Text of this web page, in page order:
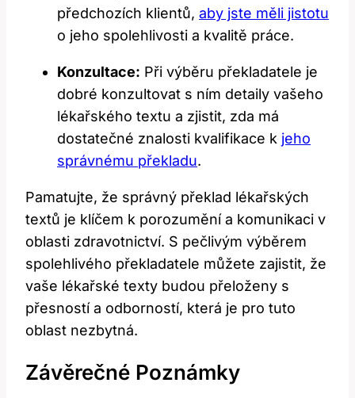
předchozích klientů, aby jste měli jistotu
o jeho spolehlivosti a kvalitě práce.
Konzultace: Při výběru překladatele je
dobré konzultovat s ním detaily vašeho
lékařského textu a zjistit, zda má
dostatečné znalosti kvalifikace k jeho
správnému překladu.
Pamatujte, že správný překlad lékařských
textů je klíčem k porozumění a komunikaci v
oblasti zdravotnictví. S pečlivým výběrem
spolehlivého překladatele můžete zajistit, že
vaše lékařské texty budou přeloženy s
přesností a odborností, která je pro tuto
oblast nezbytná.
Závěrečné Poznámky